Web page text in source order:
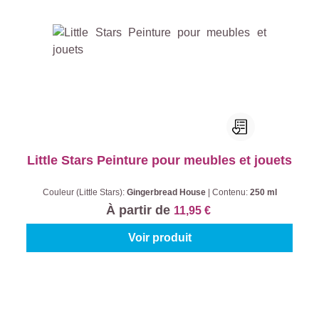
Little Stars Peinture pour meubles et jouets
Couleur (Little Stars): Gingerbread House Contenu: 250 ml
À partir de 11,95 €
Voir produit